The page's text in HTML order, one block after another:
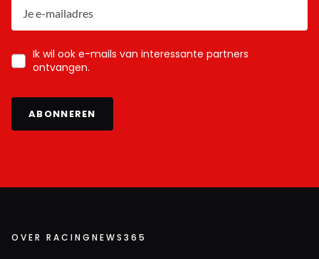
Ik wil ook e-mails van interessante partners
ontvangen.
ABONNEREN
OVER RACINGNEWS365